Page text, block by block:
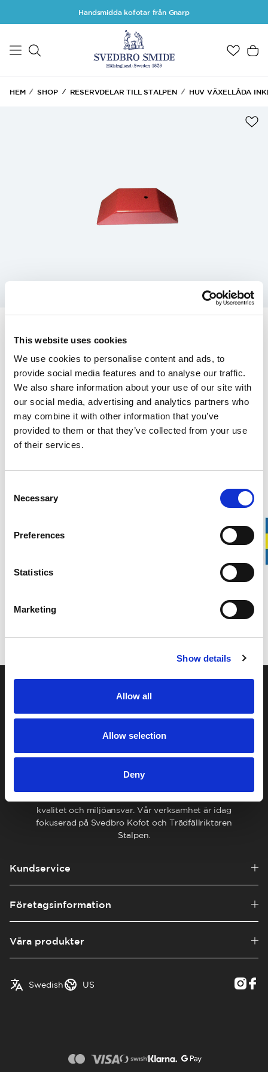
This website uses cookies
We use cookies to personalise content and ads, to
provide social media features and to analyse our traffic.
We also share information about your use of our site with
our social media, advertising and analytics partners who
may combine it with other information that you’ve
provided to them or that they’ve collected from your use
of their services.
Selection
Necessary
Preferences
Statistics
Marketing
Show details
Allow all
Allow selection
Deny
Hoppa till huvudinnehållHandsmidda kofotar från Gnarp
HEM SHOP RESERVDELAR TILL STALPEN HUV VÄXELLÅDA
Huv växellåda inkl M6
mutter
1 200.00 SEK
Denna produkt säljs exklusivt via vår amerikanska distributör Grand
Forest.
Hitta din närmaste återförsäljare här.
20 års garanti på kofotar
Svedbro Smide är ett familjeägt produktionsföretag
beläget i Hälsingland. Under de mer än 100 år som
kvalitet och miljöansvar. Vår verksamhet är idag
fokuserad på Svedbro Kofot och Trädfällriktaren
Stalpen.
Kundservice
Företagsinformation
Våra produkter
Swedish
English
US
Austria
Denmark